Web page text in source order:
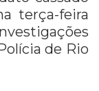
terça-feira
de Rio